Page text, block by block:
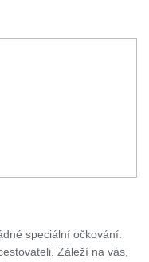
speciální očkování.
Záleží na vás,